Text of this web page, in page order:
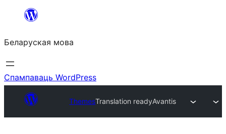
Перайсці
змесціва
Беларуская мова
Спампаваць WordPress
ThemesTranslation readyAvantis